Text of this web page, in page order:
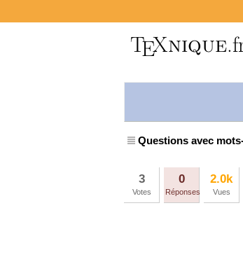
Questions avec
3
Votes
0
Réponses
2.0k
Vues